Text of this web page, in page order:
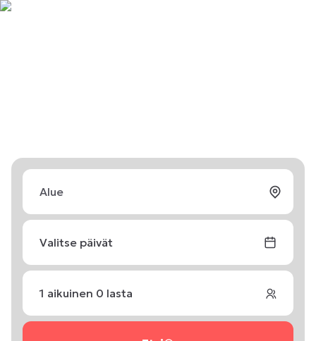
Valitse päivät
1 aikuinen 0 lasta